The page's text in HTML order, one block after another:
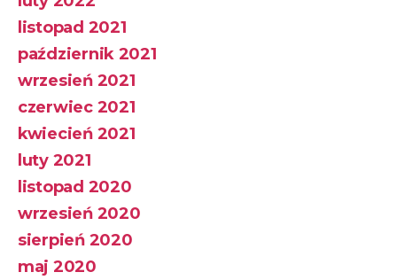
listopad 2021
październik 2021
wrzesień 2021
czerwiec 2021
kwiecień 2021
luty 2021
listopad 2020
wrzesień 2020
sierpień 2020
maj 2020